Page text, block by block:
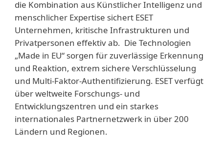
die Kombination aus Künstlicher Intelligenz und
menschlicher Expertise sichert ESET
Unternehmen, kritische Infrastrukturen und
Privatpersonen effektiv ab. Die Technologien
„Made in EU“ sorgen für zuverlässige Erkennung
und Reaktion, extrem sichere Verschlüsselung
und Multi-Faktor-Authentifizierung. ESET verfügt
über weltweite Forschungs- und
Entwicklungszentren und ein starkes
internationales Partnernetzwerk in über 200
Ländern und Regionen.